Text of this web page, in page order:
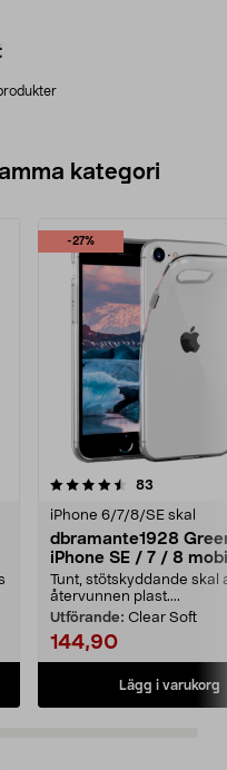
kategori
-27%
83
iPhone 6/7/8/SE skal
dbramante1928
iPhone SE / 7 / 8
Tunt, stötskyddande skal
återvunnen plast....
Utförande: Clear Soft
144,90
Lägg i varukorg
4.5 av 5 stjärnor